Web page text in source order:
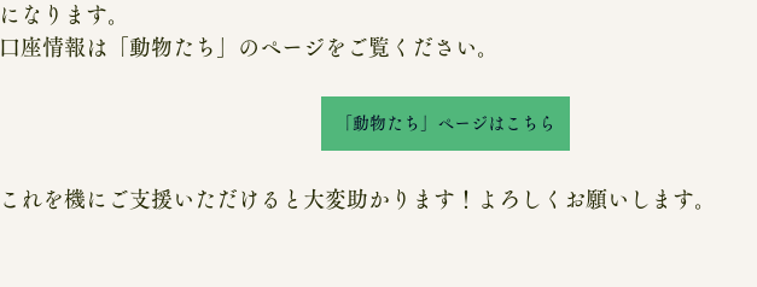
になります。
口座情報は「動物たち」のページをご覧ください。
「動物たち」ページはこちら
これを機にご支援いただけると大変助かります！よろしくお願いします。